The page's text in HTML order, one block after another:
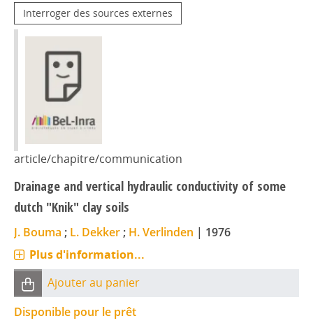
Interroger des sources externes
article/chapitre/communication
Drainage and vertical hydraulic conductivity of some
dutch "Knik" clay soils
J. Bouma ; L. Dekker ; H. Verlinden | 1976
Plus d'information...
Ajouter au panier
Disponible pour le prêt